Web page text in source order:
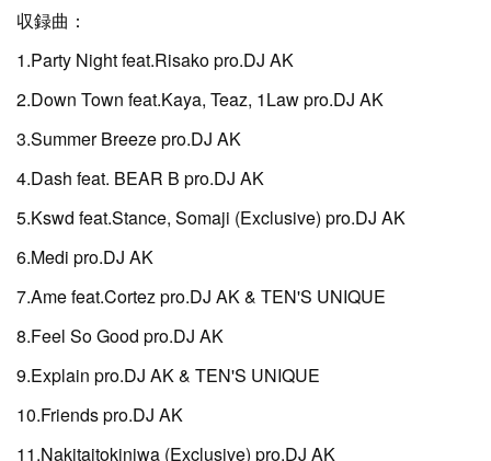
収録曲：
1.Party Night feat.Risako pro.DJ AK
2.Down Town feat.Kaya, Teaz, 1Law pro.DJ AK
3.Summer Breeze pro.DJ AK
4.Dash feat. BEAR B pro.DJ AK
5.Kswd feat.Stance, Somaji (Exclusive) pro.DJ AK
6.Medi pro.DJ AK
7.Ame feat.Cortez pro.DJ AK & TEN'S UNIQUE
8.Feel So Good pro.DJ AK
9.Explain pro.DJ AK & TEN'S UNIQUE
10.Friends pro.DJ AK
11.Nakitaitokiniwa (Exclusive) pro.DJ AK